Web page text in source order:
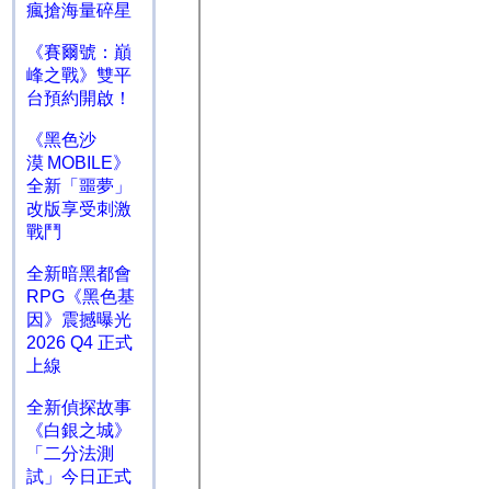
瘋搶海量碎星
《賽爾號：巔
峰之戰》雙平
台預約開啟！
《黑色沙
漠 MOBILE》
全新「噩夢」
改版享受刺激
戰鬥
全新暗黑都會
RPG《黑色基
因》震撼曝光
2026 Q4 正式
上線
全新偵探故事
《白銀之城》
「二分法測
試」今日正式